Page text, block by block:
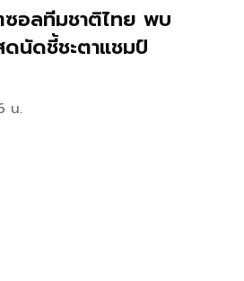
อลทีมชาติไทย พบ
นัดชี้ชะตาแชมป์
น.